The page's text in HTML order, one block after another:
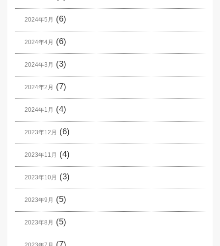
2024年5月 (6)
2024年4月 (6)
2024年3月 (3)
2024年2月 (7)
2024年1月 (4)
2023年12月 (6)
2023年11月 (4)
2023年10月 (3)
2023年9月 (5)
2023年8月 (5)